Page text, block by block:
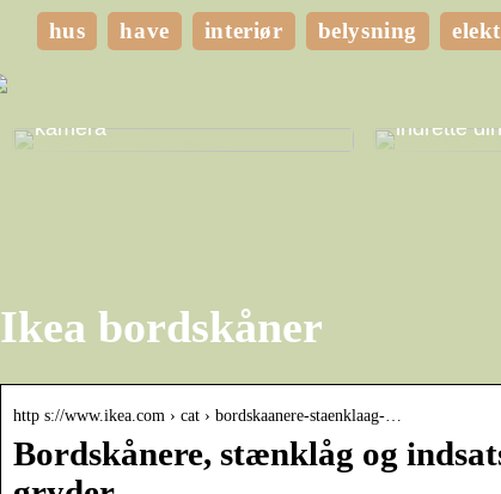
hus have interiør belysning
kamera
indrette
Ikea bordskåner
http s://www.ikea.com › cat › bordskaanere-staenklaag-…
Bordskånere, stænklåg og